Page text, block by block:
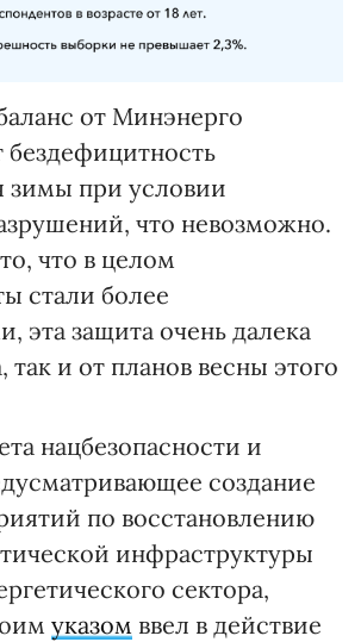
от Минэнерго
бездефицитность
зимы при условии
что невозможно.
что в целом
стали более
эта защита очень далека
так и от планов весны этого
нацбезопасности и
создание
по восстановлению
инфраструктуры
сектора,
указом ввел в действие